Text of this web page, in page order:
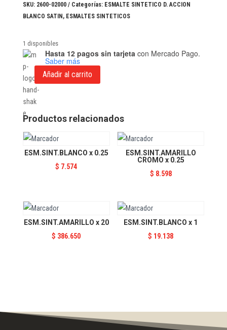
SKU: 2600-02000 Categorías: ESMALTE SINTETICO D. ACCION
BLANCO SATIN, ESMALTES SINTETICOS
1 disponibles
Hasta 12 pagos sin tarjeta con Mercado Pago.
Saber más
ESM.SINTETICO
SATINADO
BLANCO
x
cantidad
Añadir al carrito
Productos relacionados
ESM.SINT.BLANCO x 0.25
$ 7.574
ESM.SINT.AMARILLO
CROMO x 0.25
$ 8.598
ESM.SINT.AMARILLO x 20
$ 386.650
ESM.SINT.BLANCO x 1
$ 19.138